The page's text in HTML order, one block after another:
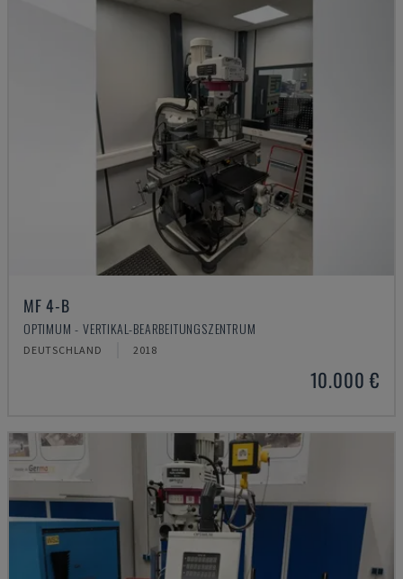
MF 4-B
OPTIMUM - VERTIKAL-BEARBEITUNGSZENTRUM
DEUTSCHLAND 2018
10.000 €